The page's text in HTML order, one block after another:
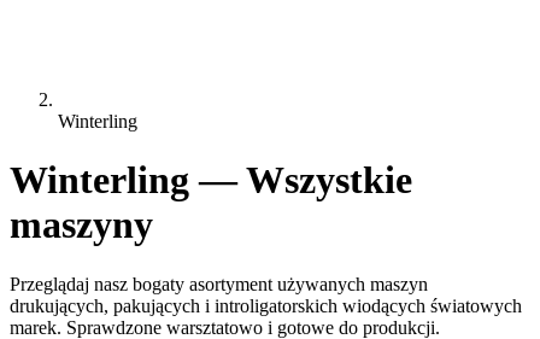
Winterling
Winterling — Wszystkie
maszyny
Przeglądaj nasz bogaty asortyment używanych maszyn
drukujących, pakujących i introligatorskich wiodących światowych
marek. Sprawdzone warsztatowo i gotowe do produkcji.